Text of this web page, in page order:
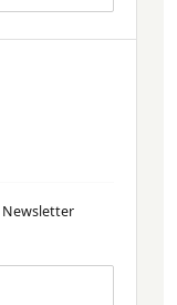
Newsletter